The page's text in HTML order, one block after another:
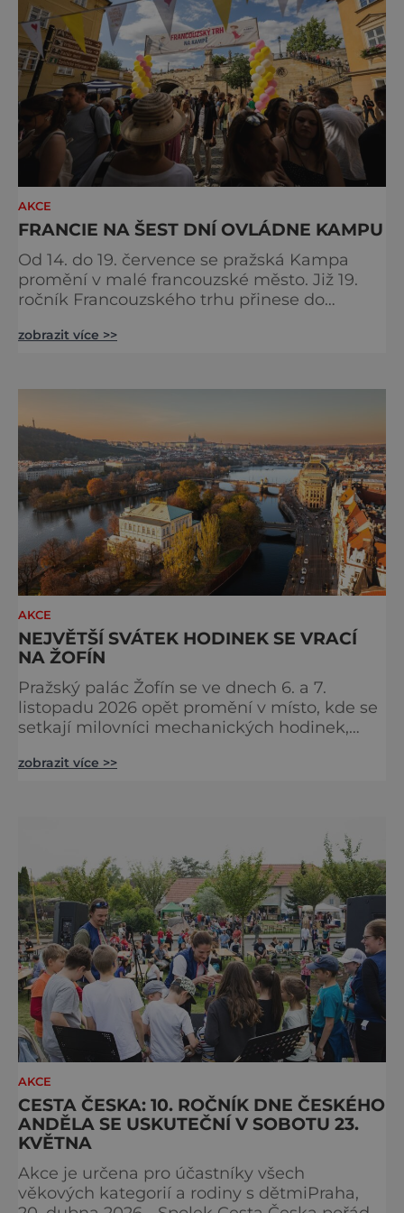
AKCE
FRANCIE NA ŠEST DNÍ OVLÁDNE KAMPU
Od 14. do 19. července se pražská Kampa
promění v malé francouzské město. Již 19.
ročník Francouzského trhu přinese do
gastronomie, vína, hudby a životního stylu,
jednotlivých regionů Francie, ochutnávat
speciality od samotných producentů a užíva
zobrazit více >>
AKCE
NEJVĚTŠÍ SVÁTEK HODINEK SE VRACÍ
NA ŽOFÍN
Pražský palác Žofín se ve dnech 6. a 7.
listopadu 2026 opět promění v místo, kde se
setkají milovníci mechanických hodinek,
nejvýznamnějších světových značek.
loňskou výstavu navštívilo více než 4 200
návštěvníků. SEW si během let vybudoval
pověst jed
zobrazit více >>
AKCE
CESTA ČESKA: 10. ROČNÍK DNE ČESKÉHO
ANDĚLA SE USKUTEČNÍ V SOBOTU 23.
KVĚTNA
Akce je určena pro účastníky všech
věkových kategorií a rodiny s dětmiPraha,